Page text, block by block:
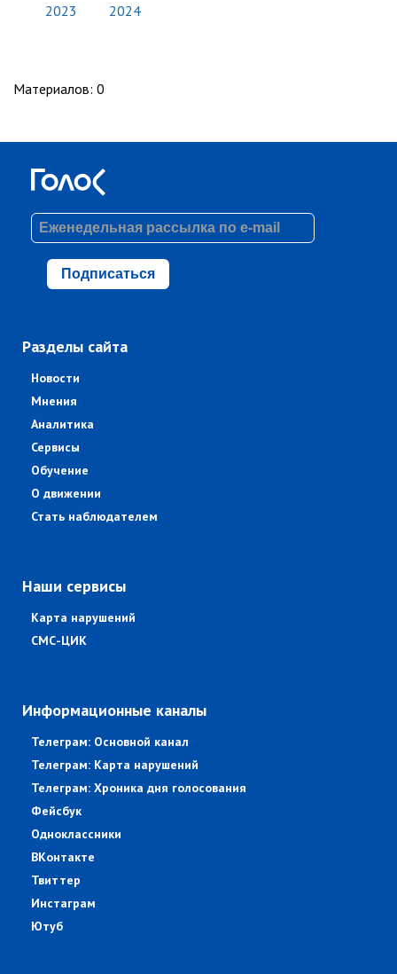
2023 2024
Материалов: 0
Подписаться
Разделы сайта
Новости
Мнения
Аналитика
Сервисы
Обучение
О движении
Стать наблюдателем
Наши сервисы
Карта нарушений
СМС-ЦИК
Информационные каналы
Телеграм: Основной канал
Телеграм: Карта нарушений
Телеграм: Хроника дня голосования
Фейсбук
Одноклассники
ВКонтакте
Твиттер
Инстаграм
Ютуб